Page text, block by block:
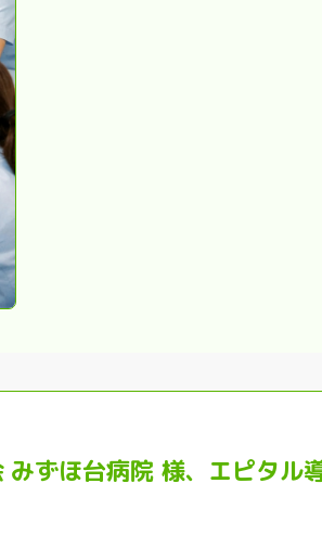
みずほ台病院 様、エピタル